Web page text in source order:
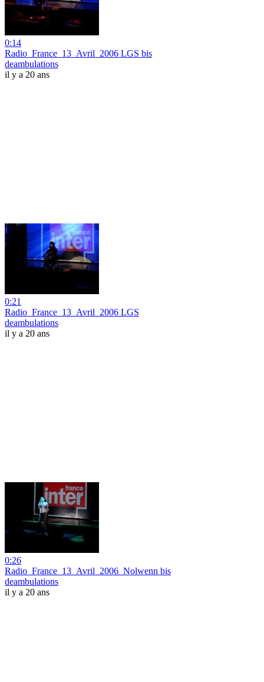
0:14
Radio_France_13_Avril_2006 LGS bis
deambulations
il y a 20 ans
0:21
Radio_France_13_Avril_2006 LGS
deambulations
il y a 20 ans
0:26
Radio_France_13_Avril_2006_Nolwenn bis
deambulations
il y a 20 ans